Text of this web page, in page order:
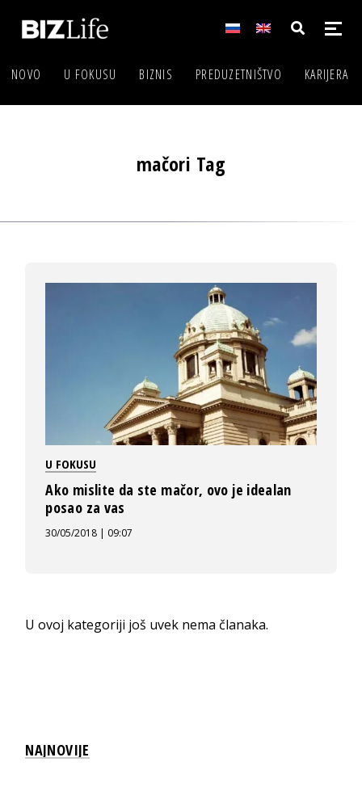
NOVO U FOKUSU BIZNIS PREDUZETNIŠTVO KARIJERA
mačori Tag
U FOKUSU
Ako mislite da ste mačor, ovo je idealan
posao za vas
30/05/2018 | 09:07
U ovoj kategoriji još uvek nema članaka.
NAJNOVIJE